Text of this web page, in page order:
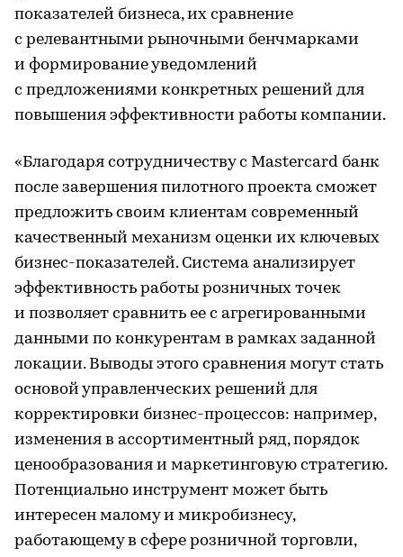
показателей бизнеса, их сравнение
с релевантными рыночными бенчмарками
и формирование уведомлений
с предложениями конкретных решений для
повышения эффективности работы компании.
«Благодаря сотрудничеству с Mastercard банк
после завершения пилотного проекта сможет
предложить своим клиентам современный
качественный механизм оценки их ключевых
бизнес-показателей. Система анализирует
эффективность работы розничных точек
и позволяет сравнить ее с агрегированными
данными по конкурентам в рамках заданной
локации. Выводы этого сравнения могут стать
основой управленческих решений для
корректировки бизнес-процессов: например,
изменения в ассортиментный ряд, порядок
ценообразования и маркетинговую стратегию.
Потенциально инструмент может быть
интересен малому и микробизнесу,
работающему в сфере розничной торговли,